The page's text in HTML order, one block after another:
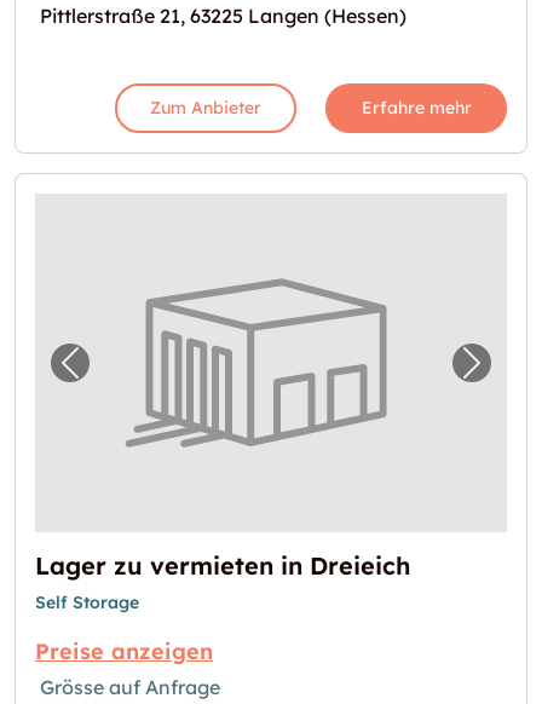
Pittlerstraße 21, 63225 Langen (Hessen)
Zum Anbieter Erfahre mehr
Vorheriges Bild für "Lager zu vermieten in
Lager zu vermieten in Dreieich
Self Storage
Preise anzeigen
Grösse auf Anfrage